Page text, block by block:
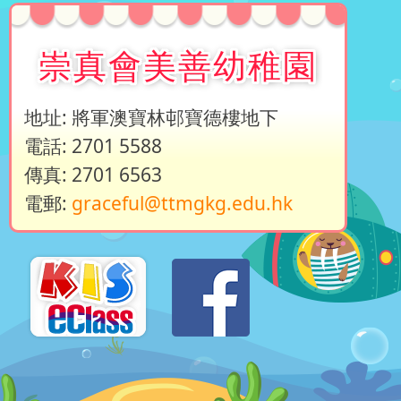
崇真會美善幼稚園
地址: 將軍澳寶林邨寶德樓地下
電話: 2701 5588
傳真: 2701 6563
電郵: graceful@ttmgkg.edu.hk